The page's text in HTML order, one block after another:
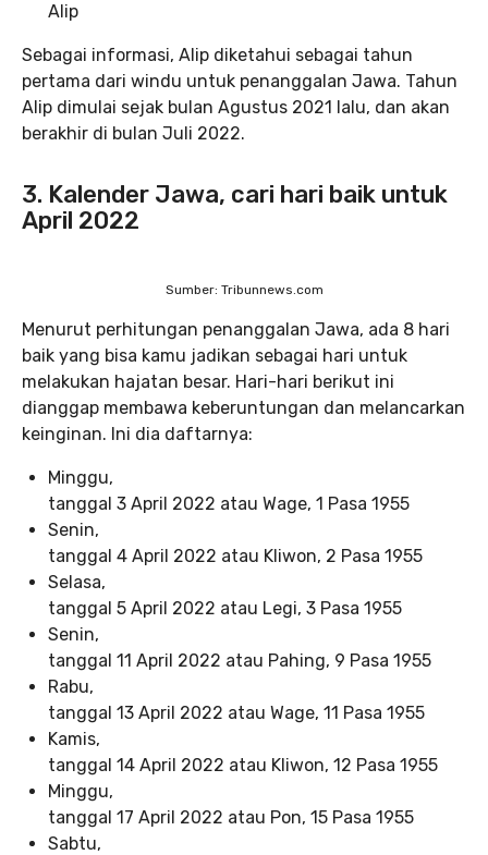
Alip
Sebagai informasi, Alip diketahui sebagai tahun
pertama dari windu untuk penanggalan Jawa. Tahun
Alip dimulai sejak bulan Agustus 2021 lalu, dan akan
berakhir di bulan Juli 2022.
3. Kalender Jawa, cari hari baik untuk
April 2022
Sumber: Tribunnews.com
Menurut perhitungan penanggalan Jawa, ada 8 hari
baik yang bisa kamu jadikan sebagai hari untuk
melakukan hajatan besar. Hari-hari berikut ini
dianggap membawa keberuntungan dan melancarkan
keinginan. Ini dia daftarnya:
Minggu,
tanggal 3 April 2022 atau Wage, 1 Pasa 1955
Senin,
tanggal 4 April 2022 atau Kliwon, 2 Pasa 1955
Selasa,
tanggal 5 April 2022 atau Legi, 3 Pasa 1955
Senin,
tanggal 11 April 2022 atau Pahing, 9 Pasa 1955
Rabu,
tanggal 13 April 2022 atau Wage, 11 Pasa 1955
Kamis,
tanggal 14 April 2022 atau Kliwon, 12 Pasa 1955
Minggu,
tanggal 17 April 2022 atau Pon, 15 Pasa 1955
Sabtu,